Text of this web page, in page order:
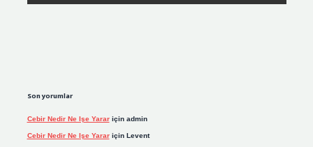
Son yorumlar
Cebir Nedir Ne Işe Yarariçin admin
Cebir Nedir Ne Işe Yarariçin Levent